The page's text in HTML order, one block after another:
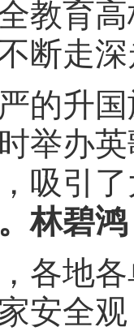
教育
断走
升国
举办
吸引
林碧
地各
安全